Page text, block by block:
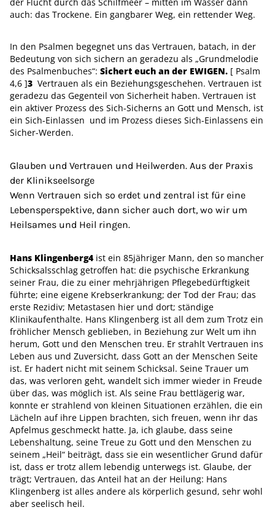
auch: das Trockene. Ein gangbarer Weg, ein rettender Weg.
In den Psalmen begegnet uns das Vertrauen, batach, in der
Bedeutung von sich sichern an geradezu als „Grundmelodie
des Psalmenbuches“: Sichert euch an der EWIGEN. [ Psalm
4,6 ]3 Vertrauen als ein Beziehungsgeschehen. Vertrauen ist
geradezu das Gegenteil von Sicherheit haben. Vertrauen ist
ein aktiver Prozess des Sich-Sicherns an Gott und Mensch, ist
ein Sich-Einlassen und im Prozess dieses Sich-Einlassens ein
Sicher-Werden.
Glauben und Vertrauen und Heilwerden. Aus der Praxis
der Klinikseelsorge
Wenn Vertrauen sich so erdet und zentral ist für eine
Lebensperspektive, dann sicher auch dort, wo wir um
Heilsames und Heil ringen.
Hans Klingenberg4 ist ein 85jähriger Mann, den so mancher
Schicksalsschlag getroffen hat: die psychische Erkrankung
seiner Frau, die zu einer mehrjährigen Pflegebedürftigkeit
führte; eine eigene Krebserkrankung; der Tod der Frau; das
erste Rezidiv; Metastasen hier und dort; ständige
Klinikaufenthalte. Hans Klingenberg ist all dem zum Trotz ein
fröhlicher Mensch geblieben, in Beziehung zur Welt um ihn
herum, Gott und den Menschen treu. Er strahlt Vertrauen ins
Leben aus und Zuversicht, dass Gott an der Menschen Seite
ist. Er hadert nicht mit seinem Schicksal. Seine Trauer um
das, was verloren geht, wandelt sich immer wieder in Freude
über das, was möglich ist. Als seine Frau bettlägerig war,
konnte er strahlend von kleinen Situationen erzählen, die ein
Lächeln auf ihre Lippen brachten, sich freuen, wenn ihr das
Apfelmus geschmeckt hatte. Ja, ich glaube, dass seine
Lebenshaltung, seine Treue zu Gott und den Menschen zu
seinem „Heil“ beiträgt, dass sie ein wesentlicher Grund dafür
ist, dass er trotz allem lebendig unterwegs ist. Glaube, der
trägt; Vertrauen, das Anteil hat an der Heilung: Hans
Klingenberg ist alles andere als körperlich gesund, sehr wohl
aber seelisch heil.